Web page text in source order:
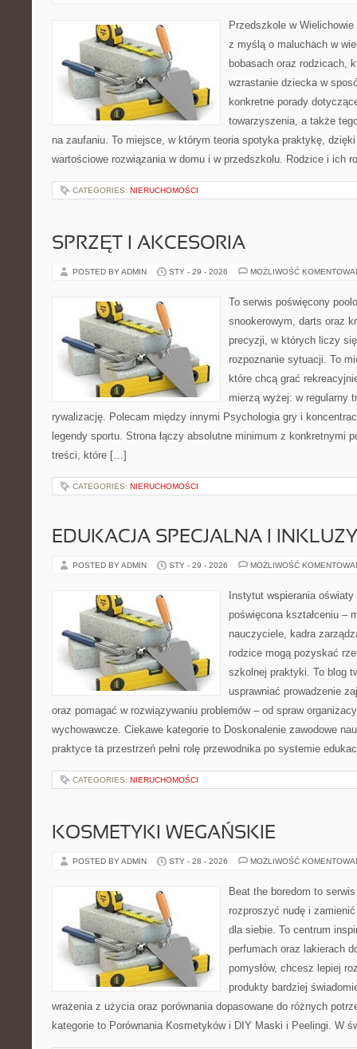
Przedszkole w
z myślą o maluchach w
bobasach oraz rodzicach,
wzrastanie dziecka w
konkretne porady
towarzyszenia, a także
na zaufaniu. To miejsce, w którym teoria spotyka praktykę, dzięki
wartościowe rozwiązania w domu i w przedszkolu. Rodzice i ich
CATEGORIES: NIERUCHOMOŚCI
SPRZĘT I AKCESORIA
POSTED BY ADMIN STY - 29 - 2026 MOŻLIWOŚĆ
To serwis poświęcony
snookerowym, darts oraz
precyzji, w których liczy
rozpoznanie sytuacji. To
które chcą grać
mierzą wyżej: w regularny
rywalizację. Polecam między innymi Psychologia gry i
legendy sportu. Strona łączy absolutne minimum z konkretnymi
treści, które […]
CATEGORIES: NIERUCHOMOŚCI
EDUKACJA SPECJALNA I
POSTED BY ADMIN STY - 29 - 2026 MOŻLIWOŚĆ
Instytut wspierania
poświęcona kształceniu –
nauczyciele, kadra
rodzice mogą pozyskać
szkolnej praktyki. To blog
usprawniać prowadzenie
oraz pomagać w rozwiązywaniu problemów – od spraw
wychowawcze. Ciekawe kategorie to Doskonalenie zawodowe
praktyce ta przestrzeń pełni rolę przewodnika po systemie
CATEGORIES: NIERUCHOMOŚCI
KOSMETYKI WEGAŃSKIE
POSTED BY ADMIN STY - 28 - 2026 MOŻLIWOŚĆ
Beat the boredom to
rozproszyć nudę i
dla siebie. To centrum
perfumach oraz lakierach
pomysłów, chcesz lepiej
produkty bardziej
wrażenia z użycia oraz porównania dopasowane do różnych
kategorie to Porównania Kosmetyków i DIY Maski i Peelingi. W